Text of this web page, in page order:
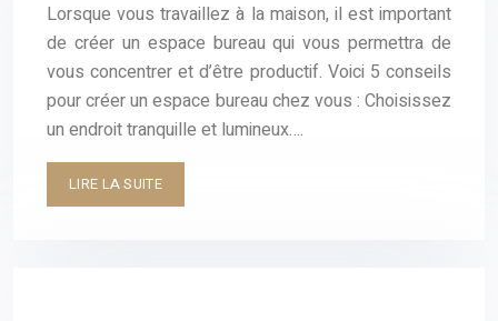
Lorsque vous travaillez à la maison, il est important
de créer un espace bureau qui vous permettra de
vous concentrer et d’être productif. Voici 5 conseils
pour créer un espace bureau chez vous : Choisissez
un endroit tranquille et lumineux….
LIRE LA SUITE